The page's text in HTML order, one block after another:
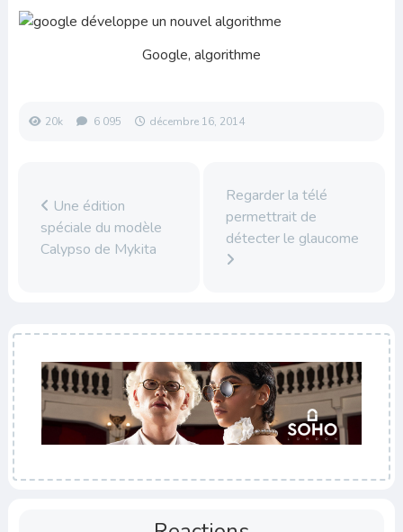
Google, algorithme
20k 6 095 décembre 16, 2014
Une édition
spéciale du modèle
Calypso de Mykita
Regarder la télé
permettrait de
détecter le glaucome